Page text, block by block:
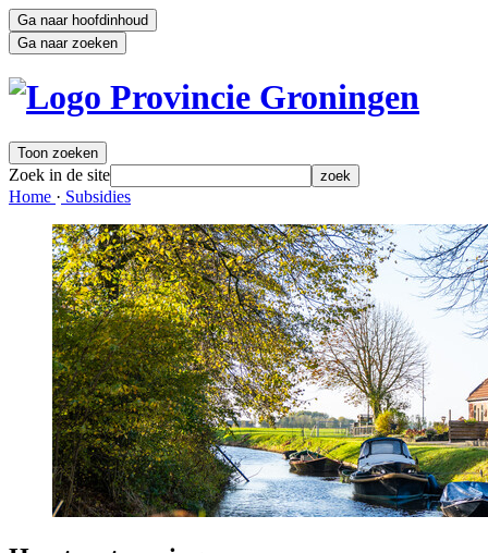
Ga naar hoofdinhoud
Ga naar zoeken
Toon zoeken
Zoek in de site zoek
Home · Subsidies